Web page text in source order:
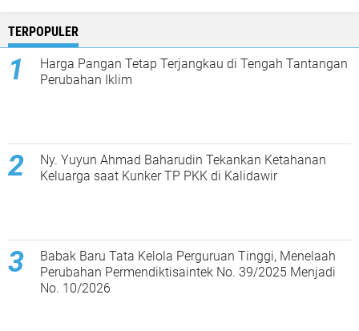
TERPOPULER
Harga Pangan Tetap Terjangkau di Tengah Tantangan
Perubahan Iklim
Ny. Yuyun Ahmad Baharudin Tekankan Ketahanan
Keluarga saat Kunker TP PKK di Kalidawir
Babak Baru Tata Kelola Perguruan Tinggi, Menelaah
Perubahan Permendiktisaintek No. 39/2025 Menjadi
No. 10/2026